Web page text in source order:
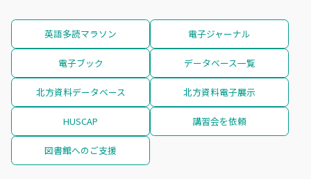
英語多読マラソン 電子ジャーナル
電子ブック データベース一覧
北方資料データベース 北方資料電子展示
HUSCAP 講習会を依頼
図書館へのご支援